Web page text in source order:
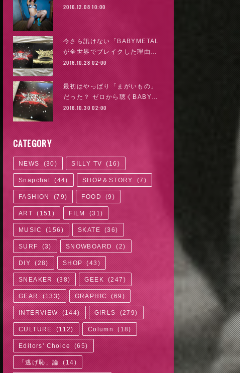
2016.12.08 10:00
今さら訊けない「BABYMETAL
が全世界でブレイクした理由…
2016.10.28 02:00
最初はやっぱり「まがいもの」
だった？ ゼロから聴くBABY…
2016.10.30 02:00
CATEGORY
NEWS (30) SILLY TV (16)
Snapchat (44) SHOP＆STORY (7)
FASHION (79) FOOD (9 )
ART ( 151 ) FILM (31)
MUSIC (156 ) SKATE (36)
SURF (3) SNOWBOARD (2)
DIY (28) SHOP (43)
SNEAKER (38) GEEK (247)
GEAR (133) GRAPHIC (69)
INTERVIEW (144) GIRLS (279)
CULTURE (112) Column (18)
Editors' Choice (65)
「逃げ恥」論 ( 14)